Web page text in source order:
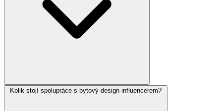
Kolik stojí spolupráce s bytový design influencerem?